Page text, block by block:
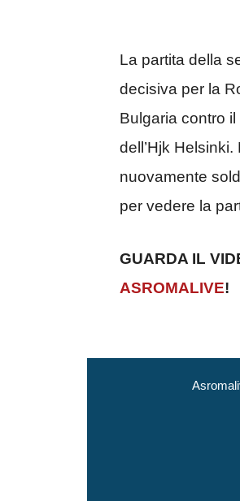
La partita della
decisiva per la
Bulgaria contro
dell’Hjk
nuovamente
per vedere la
GUARDA IL
ASROMALIVE!